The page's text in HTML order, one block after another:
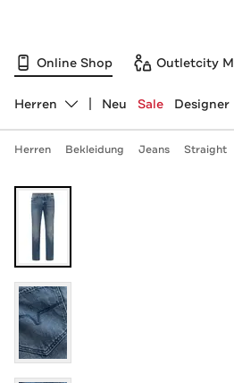
Online Shop Outletcity
Abteilung ändern, ausgewählt:
Herren Neu Sale Designer
Herren Bekleidung Jeans Straight